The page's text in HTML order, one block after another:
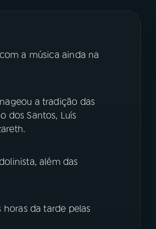
a música ainda na
a tradição das
dos Santos, Luís
além das
horas da tarde pelas